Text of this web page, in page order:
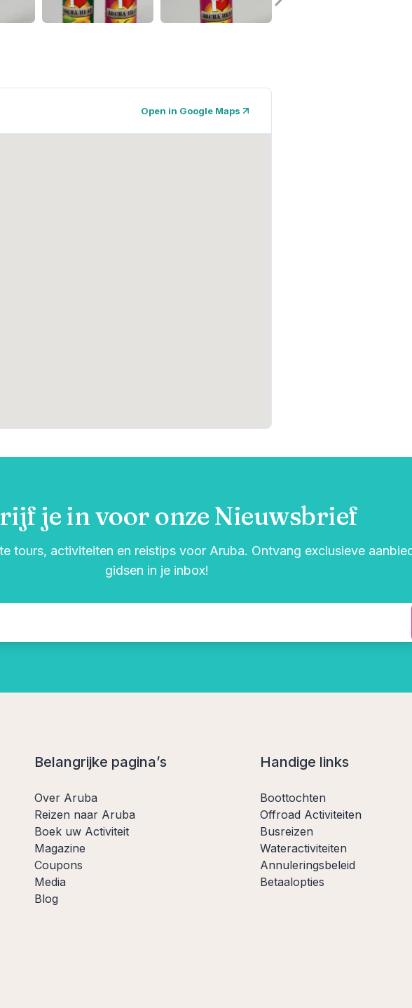
Open in Google Maps
je in voor onze Nieuwsbrief
tours, activiteiten en reistips voor Aruba. Ontvang exclusieve
gidsen in je inbox!
Belangrijke pagina’s
Over Aruba
Reizen naar Aruba
Boek uw Activiteit
Magazine
Coupons
Media
Blog
Handige links
Boottochten
Offroad Activiteiten
Busreizen
Wateractiviteiten
Annuleringsbeleid
Betaalopties